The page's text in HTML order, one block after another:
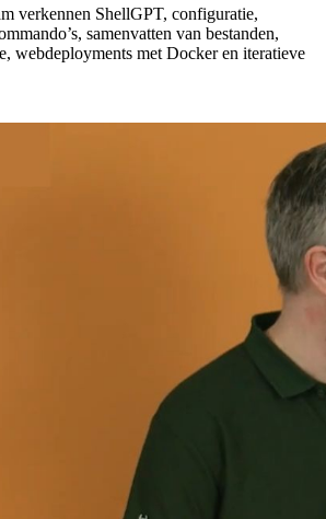
verkennen ShellGPT, configuratie,
samenvatten van bestanden,
webdeployments met Docker en iteratieve